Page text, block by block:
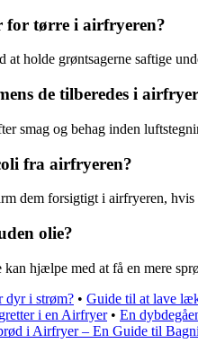
for tørre i airfryeren?
holde grøntsagerne saftige
de tilberedes i
smag og behag inden
fra airfryeren?
dem forsigtigt i airfryeren,
olie?
hjælpe med at få en mere
dyr i strøm? • Guide til at lave
i en Airfryer• En
i Airfryer – En Guide til